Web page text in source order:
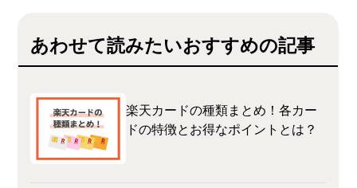
あわせて読みたいおすすめの記事
楽天カードの種類まとめ！各カー
ドの特徴とお得なポイントとは？